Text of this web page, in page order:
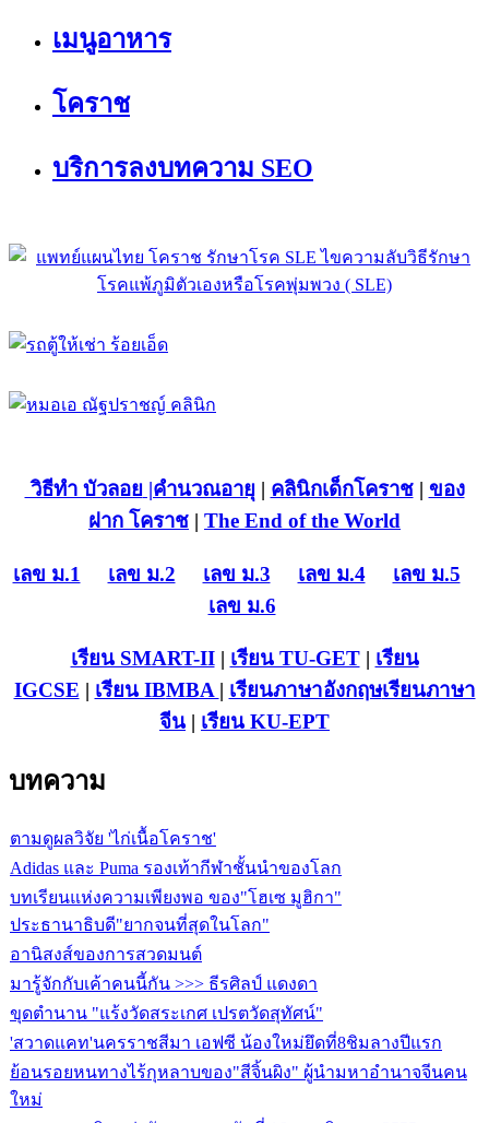
เมนูอาหาร
โคราช
บริการลงบทความ SEO
วิธีทำ บัวลอย |คำนวณอายุ | คลินิกเด็กโคราช| ของ
ฝาก โคราช | The End of the World
เลข ม.1 เลข ม.2 เลข ม.3 เลข ม.4
เลข ม.5
เลข ม.6
เรียน SMART-II| เรียน TU-GET| เรียน
IGCSE | เรียน IBMBA | เรียนภาษาอังกฤษเรียนภาษา
จีน | เรียน KU-EPT
บทความ
ตามดูผลวิจัย 'ไก่เนื้อโคราช'
Adidas และ Puma รองเท้ากีฬาชั้นนำของโลก
บทเรียนแห่งความเพียงพอ ของ"โฮเซ มูฮิกา"
ประธานาธิบดี"ยากจนที่สุดในโลก"
อานิสงส์ของการสวดมนต์
มารู้จักกับเค้าคนนี้กัน >>> ธีรศิลป์ แดงดา
ขุดตำนาน "แร้งวัดสระเกศ เปรตวัดสุทัศน์"
'สวาดแคท'นครราชสีมา เอฟซี น้องใหม่ยึดที่8ชิมลางปีแรก
ย้อนรอยหนทางไร้กุหลาบของ"สีจิ้นผิง" ผู้นำมหาอำนาจจีนคน
ใหม่